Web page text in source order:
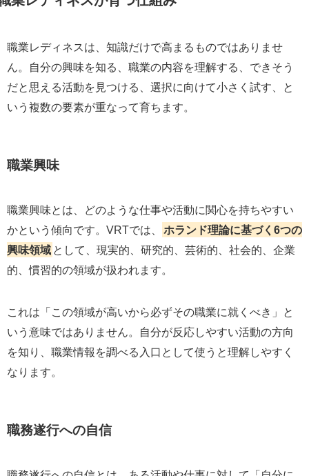
職業レディネスは、知識だけで高まるものではありませ
ん。自分の興味を知る、職業の内容を理解する、できそう
だと思える活動を見つける、選択に向けて小さく試す、と
いう複数の要素が重なって育ちます。
職業興味
職業興味とは、どのような仕事や活動に関心を持ちやすい
かという傾向です。VRTでは、
ホランド理論に基づく6つの
興味領域 として、現実的、研究的、芸術的、社会的、企業
的、慣習的の領域が扱われます。
これは「この領域が高いから必ずその職業に就くべき」と
いう意味ではありません。自分が反応しやすい活動の方向
を知り、職業情報を調べる入口として使うと理解しやすく
なります。
職務遂行への自信